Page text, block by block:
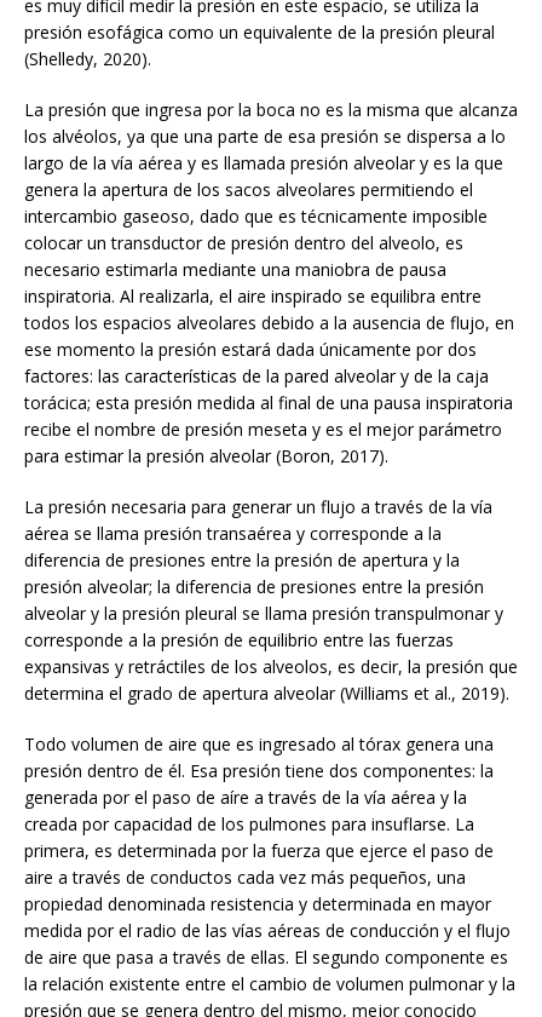
es muy difícil medir la presión en este espacio, se utiliza la
presión esofágica como un equivalente de la presión pleural
(Shelledy, 2020).
La presión que ingresa por la boca no es la misma que alcanza
los alvéolos, ya que una parte de esa presión se dispersa a lo
largo de la vía aérea y es llamada presión alveolar y es la que
genera la apertura de los sacos alveolares permitiendo el
intercambio gaseoso, dado que es técnicamente imposible
colocar un transductor de presión dentro del alveolo, es
necesario estimarla mediante una maniobra de pausa
inspiratoria. Al realizarla, el aire inspirado se equilibra entre
todos los espacios alveolares debido a la ausencia de flujo, en
ese momento la presión estará dada únicamente por dos
factores: las características de la pared alveolar y de la caja
torácica; esta presión medida al final de una pausa inspiratoria
recibe el nombre de presión meseta y es el mejor parámetro
para estimar la presión alveolar (Boron, 2017).
La presión necesaria para generar un flujo a través de la vía
aérea se llama presión transaérea y corresponde a la
diferencia de presiones entre la presión de apertura y la
presión alveolar; la diferencia de presiones entre la presión
alveolar y la presión pleural se llama presión transpulmonar y
corresponde a la presión de equilibrio entre las fuerzas
expansivas y retráctiles de los alveolos, es decir, la presión que
determina el grado de apertura alveolar (Williams et al., 2019).
Todo volumen de aire que es ingresado al tórax genera una
presión dentro de él. Esa presión tiene dos componentes: la
generada por el paso de aíre a través de la vía aérea y la
creada por capacidad de los pulmones para insuflarse. La
primera, es determinada por la fuerza que ejerce el paso de
aire a través de conductos cada vez más pequeños, una
propiedad denominada resistencia y determinada en mayor
medida por el radio de las vías aéreas de conducción y el flujo
de aire que pasa a través de ellas. El segundo componente es
la relación existente entre el cambio de volumen pulmonar y la
presión que se genera dentro del mismo, mejor conocido